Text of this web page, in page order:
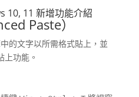
10, 11 新增功能介紹
Paste）
的文字以所需格式貼上，並
上功能。